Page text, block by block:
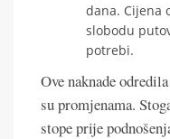
dana. Cijena
slobodu
potrebi.
Ove naknade
su promjenama.
stope prije